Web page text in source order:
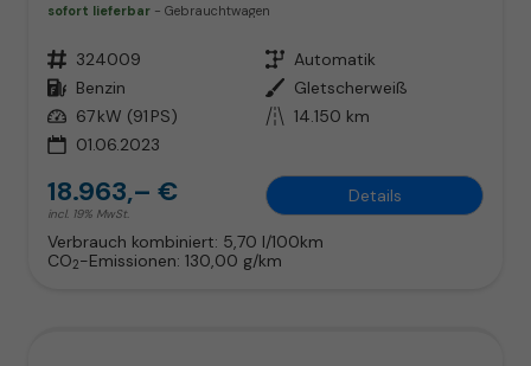
sofort lieferbar Gebrauchtwagen
Fahrzeugnr. 324009 Getriebe Automatik
Kraftstoff Benzin Außenfarbe Gletscherweiß
Leistung 67 kW (91 PS) Kilometerstand 14.150 km
01.06.2023
18.963,– €
incl. 19% MwSt.
Details
Verbrauch kombiniert: 5,70 l/100km
CO2-Emissionen: 130,00 g/km